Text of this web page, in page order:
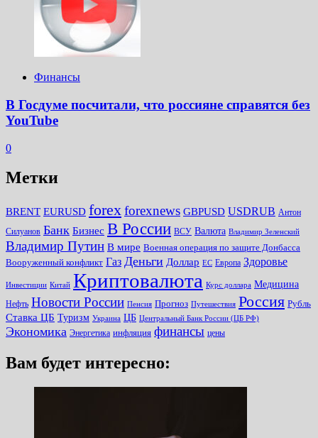
Финансы
В Госдуме посчитали, что россияне справятся без
YouTube
0
Метки
BRENT EURUSD forexforexnews GBPUSD USDRUB Антон
Силуанов Банк Бизнес В России ВСУ Валюта Владимир Зеленский
Владимир Путин В мире Военная операция по защите Донбасса
Вооруженный конфликт Газ Деньги Доллар ЕС Европа Здоровье
Инвестиции Китай Криптовалюта Курс доллара Медицина
Нефть Новости России Пенсия Прогноз Путешествия Россия Рубль
Ставка ЦБ Туризм Украина ЦБ Центральный Банк России (ЦБ РФ)
Экономика Энергетика инфляция финансы цены
Вам будет интересно: